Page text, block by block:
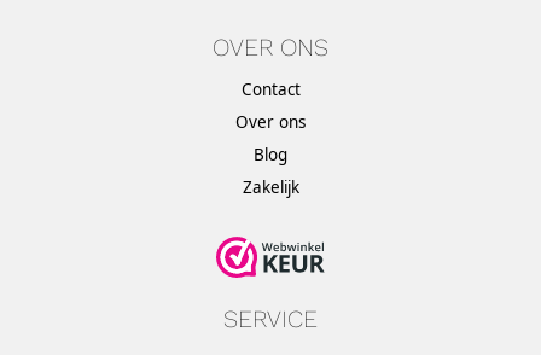
OVER ONS
Contact
Over ons
Blog
Zakelijk
SERVICE